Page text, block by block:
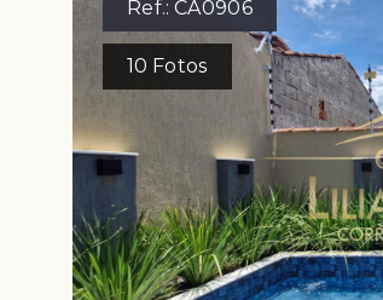
Ref.:CA0906
10 Fotos